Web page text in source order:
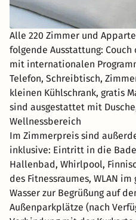
Alle 220 Zimmer und
folgende Ausstattung: Couch
mit internationalen
Telefon, Schreibtisch,
kleinen Kühlschrank, gratis
sind ausgestattet mit
Wellnessbereich
Im Zimmerpreis sind
inklusive: Eintritt in die
Hallenbad, Whirlpool,
des Fitnessraumes, WLAN
Wasser zur Begrüßung auf
Außenparkplätze (nach